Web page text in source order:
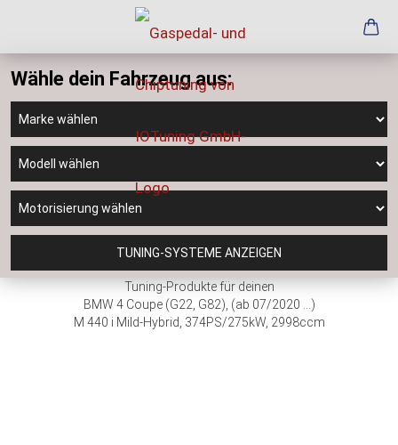
Wähle dein Fahrzeug aus:
TUNING-SYSTEME ANZEIGEN
Tuning-Produkte für deinen
BMW 4 Coupe (G22, G82), (ab 07/2020 ...)
M 440 i Mild-Hybrid, 374PS/275kW, 2998ccm